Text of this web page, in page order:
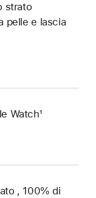
strato
pelle e lascia
Watch¹
, 100% di